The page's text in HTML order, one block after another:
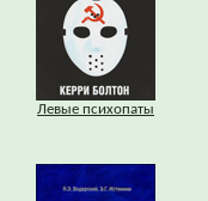
Левые психопаты